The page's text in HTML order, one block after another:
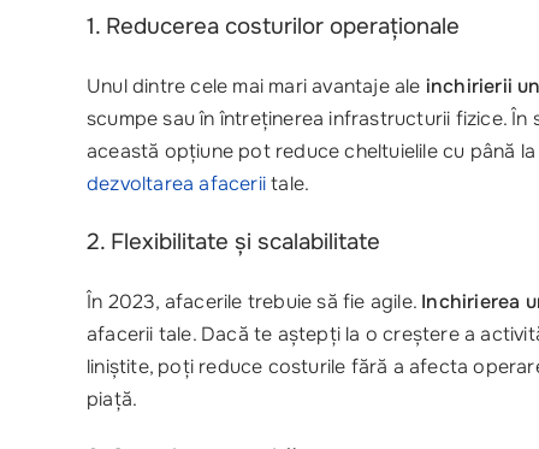
1. Reducerea costurilor operaționale
Unul dintre cele mai mari avantaje ale inchirierii
scumpe sau în întreținerea infrastructurii fizice. În
această opțiune pot reduce cheltuielile cu până
dezvoltarea afaceriitale.
2. Flexibilitate și scalabilitate
În 2023, afacerile trebuie să fie agile. Inchirierea
afacerii tale. Dacă te aștepți la o creștere a
liniștite, poți reduce costurile fără a afecta
piață.